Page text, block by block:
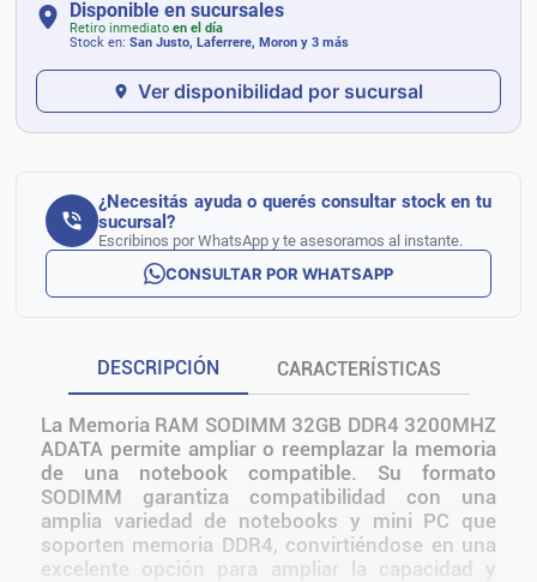
Disponible en sucursales
Retiro inmediato en el día
Stock en: San Justo, Laferrere, Moron y 3 más
Ver disponibilidad por sucursal
¿Necesitás ayuda o querés consultar stock en tu
sucursal?
Escribinos por WhatsApp y te asesoramos al instante.
CONSULTAR POR WHATSAPP
DESCRIPCIÓN CARACTERÍSTICAS
La Memoria RAM SODIMM 32GB DDR4 3200MHZ
ADATA permite ampliar o reemplazar la memoria
de una notebook compatible. Su formato
SODIMM garantiza compatibilidad con una
amplia variedad de notebooks y mini PC que
soporten memoria DDR4, convirtiéndose en una
excelente opción para ampliar la capacidad y